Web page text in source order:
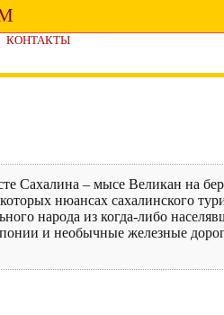
КОНТАКТЫ
Сахалина – мысе Великан на
нюансах сахалинского
народа из когда-либо
и необычные железные